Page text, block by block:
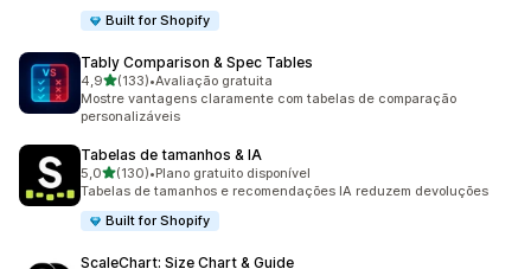
Built for Shopify
Tably Comparison & Spec Tables
4,9de 5 estrelas
(133)
133 avaliações ao todo
•Avaliação gratuita
Mostre vantagens claramente com tabelas de comparação
personalizáveis
Tabelas de tamanhos & IA
5,0de 5 estrelas
(130)
130 avaliações ao todo
•Plano gratuito disponível
Tabelas de tamanhos e recomendações IA reduzem devoluções
Built for Shopify
ScaleChart: Size Chart & Guide